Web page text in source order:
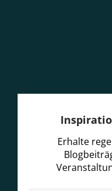
Erhalte